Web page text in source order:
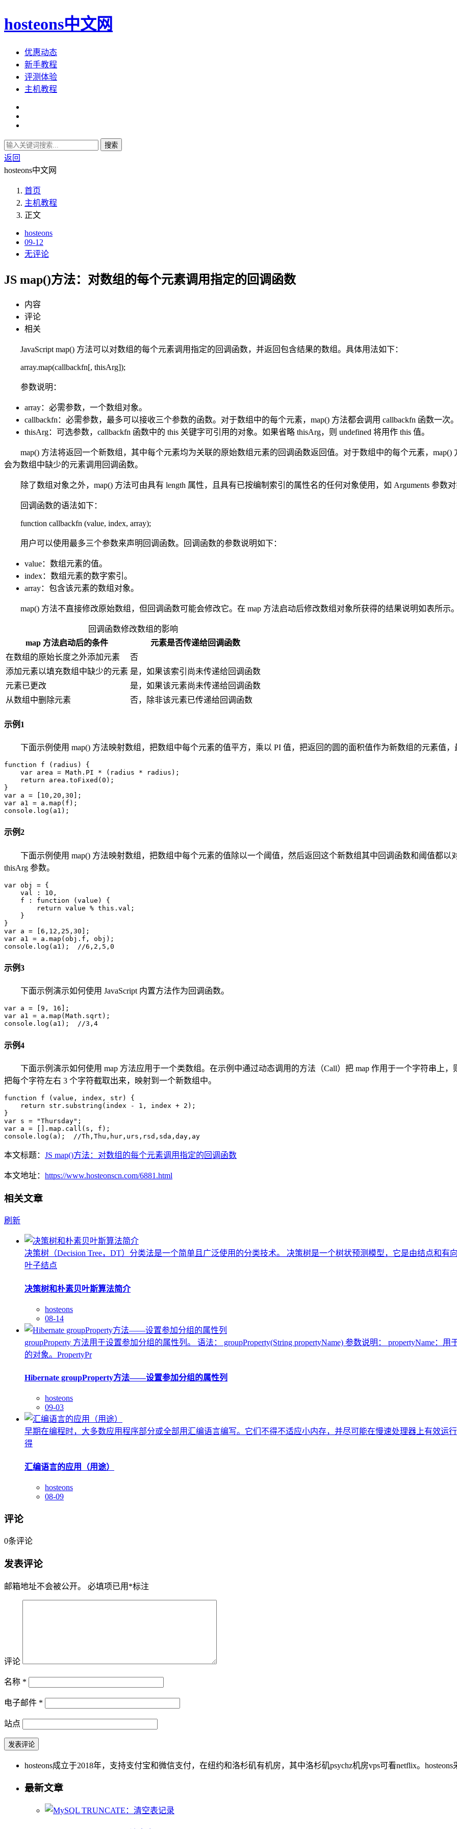
hosteons中文网
优惠动态
新手教程
评测体验
主机教程
搜索
返回
hosteons中文网
首页
主机教程
正文
hosteons
09-12
无评论
JS map()方法：对数组的每个元素调用指定的回调函数
内容
评论
相关
JavaScript map() 方法可以对数组的每个元素调用指定的回调函数，并返回包含结果的数组。具体用法如下：
array.map(callbackfn[, thisArg]);
参数说明：
array：必需参数，一个数组对象。
callbackfn：必需参数，最多可以接收三个参数的函数。对于数组中的每个元素，map() 方法都会调用 callbackfn 函数一次。
thisArg：可选参数，callbackfn 函数中的 this 关键字可引用的对象。如果省略 thisArg，则 undefined 将用作 this 值。
map() 方法将返回一个新数组，其中每个元素均为关联的原始数组元素的回调函数返回值。对于数组中的每个元素，
会为数组中缺少的元素调用回调函数。
除了数组对象之外，map() 方法可由具有 length 属性，且具有已按编制索引的属性名的任何对象使用，如 Arguments 参数对
回调函数的语法如下：
function callbackfn (value, index, array);
用户可以使用最多三个参数来声明回调函数。回调函数的参数说明如下：
value：数组元素的值。
index：数组元素的数字索引。
array：包含该元素的数组对象。
map() 方法不直接修改原始数组，但回调函数可能会修改它。在 map 方法启动后修改数组对象所获得的结果说明如表所示。
回调函数修改数组的影响
map 方法启动后的条件
元素是否传递给回调函数
在数组的原始长度之外添加元素
否
添加元素以填充数组中缺少的元素 是，如果该索引尚未传递给回调函数
元素已更改
是，如果该元素尚未传递给回调函数
从数组中删除元素
否，除非该元素已传递给回调函数
示例1
下面示例使用 map() 方法映射数组，把数组中每个元素的值平方，乘以 PI 值，把返回的圆的面积值作为新数组的元素值，
function f (radius) {
    var area = Math.PI * (radius * radius);
    return area.toFixed(0);
}
var a = [10,20,30];
var a1 = a.map(f);
console.log(a1);
示例2
下面示例使用 map() 方法映射数组，把数组中每个元素的值除以一个阈值，然后返回这个新数组其中回调函数和阈值都以
thisArg 参数。
var obj = {
    val : 10,
    f : function (value) {
        return value % this.val;
    }
}
var a = [6,12,25,30];
var a1 = a.map(obj.f, obj);
console.log(a1);  //6,2,5,0
示例3
下面示例演示如何使用 JavaScript 内置方法作为回调函数。
var a = [9, 16];
var a1 = a.map(Math.sqrt);
console.log(a1);  //3,4
示例4
下面示例演示如何使用 map 方法应用于一个类数组。在示例中通过动态调用的方法（Call）把 map 作用于一个字符串上，
把每个字符左右 3 个字符截取出来，映射到一个新数组中。
function f (value, index, str) {
    return str.substring(index - 1, index + 2);
}
var s = "Thursday";
var a = [].map.call(s, f);
console.log(a);  //Th,Thu,hur,urs,rsd,sda,day,ay
本文标题： JS map()方法：对数组的每个元素调用指定的回调函数
本文地址： https://www.hosteonscn.com/6881.html
相关文章
刷新
决策树（Decision Tree，DT）分类法是一个简单且广泛使用的分类技术。 决策树是一个树状预测模型，它是由结点和
叶子结点
决策树和朴素贝叶斯算法简介
hosteons
08-14
groupProperty 方法用于设置参加分组的属性列。 语法： groupProperty(String propertyName) 参数说明： propertyName：
的对象。PropertyPr
Hibernate groupProperty方法——设置参加分组的属性列
hosteons
09-03
早期在编程时，大多数应用程序部分或全部用汇编语言编写。它们不得不适应小内存，并尽可能在慢速处理器上有效运
得
汇编语言的应用（用途）
hosteons
08-09
评论
0条评论
发表评论
邮箱地址不会被公开。 必填项已用 *标注
评论
名称 *
电子邮件 *
站点
hosteons成立于2018年，支持支付宝和微信支付，在纽约和洛杉矶有机房，其中洛杉矶psychz机房vps可看netflix。
最新文章